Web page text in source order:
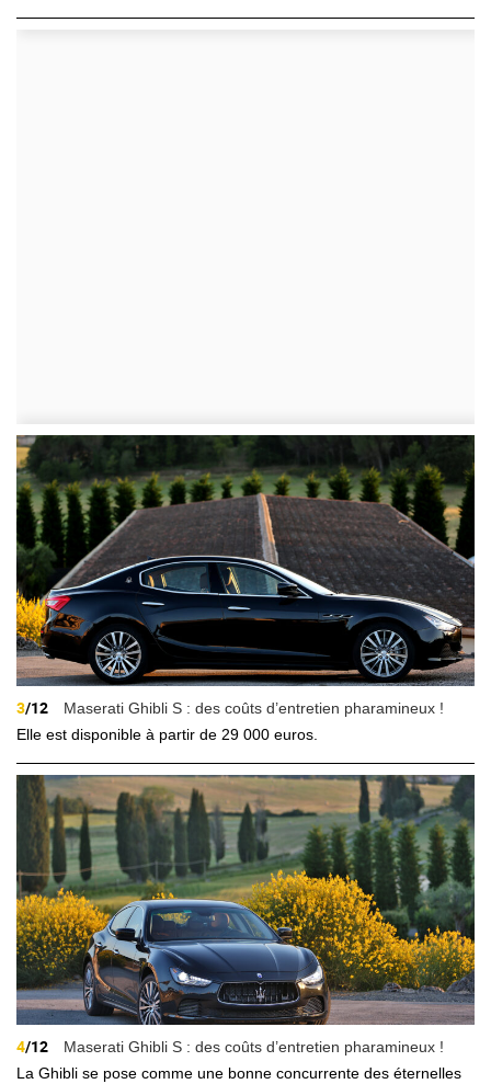
3/12
Maserati Ghibli S : des coûts d’entretien pharamineux !
Elle est disponible à partir de 29 000 euros.
4/12
Maserati Ghibli S : des coûts d’entretien pharamineux !
La Ghibli se pose comme une bonne concurrente des éternelles